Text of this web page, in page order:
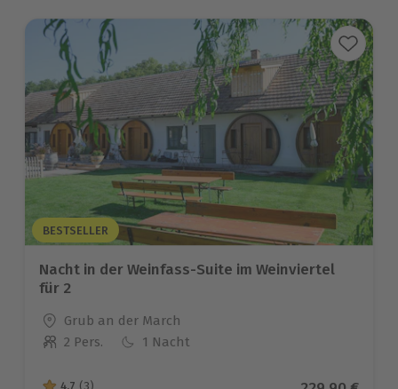
BESTSELLER
Nacht in der Weinfass-Suite im Weinviertel
für 2
Standort
Grub an der March
Anzahl der Teilnehmer
2 Pers. 1 Nacht
4.7 (3)